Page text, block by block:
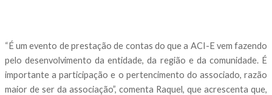
“É um evento de prestação de contas do que a ACI-E vem fazendo
pelo desenvolvimento da entidade, da região e da comunidade. É
importante a participação e o pertencimento do associado, razão
maior de ser da associação”, comenta Raquel, que acrescenta que,